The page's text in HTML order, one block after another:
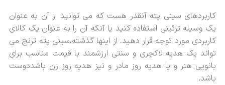
کاربردهای سینی پته آنقدر هست که می توانید از آن به عنوان
یک وسیله تزئینی استفاده کنید یا آنکه آن را به عنوان یک کالای
کاربردی مورد توجه قرار دهید. از اینها گذشته،سینی پته ترنج می
تواند یک هدیه لاکچری و سنتی ارزشمند با قیمت مناسب برای
بانویی هنر و یا هدیه روز مادر و نیز هدیه روز زن باشددوست
باشد.